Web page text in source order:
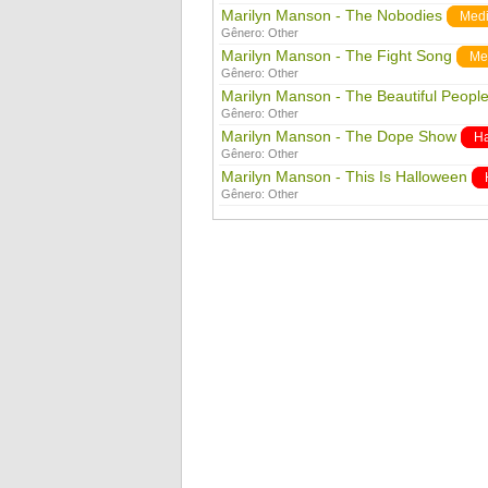
Marilyn Manson - The Nobodies
Gênero: Other
Marilyn Manson - The Fight Song
Gênero: Other
Marilyn Manson - The Beautiful People
Gênero: Other
Marilyn Manson - The Dope Show
Gênero: Other
Marilyn Manson - This Is Halloween
Gênero: Other